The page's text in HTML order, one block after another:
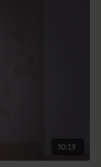
30:19